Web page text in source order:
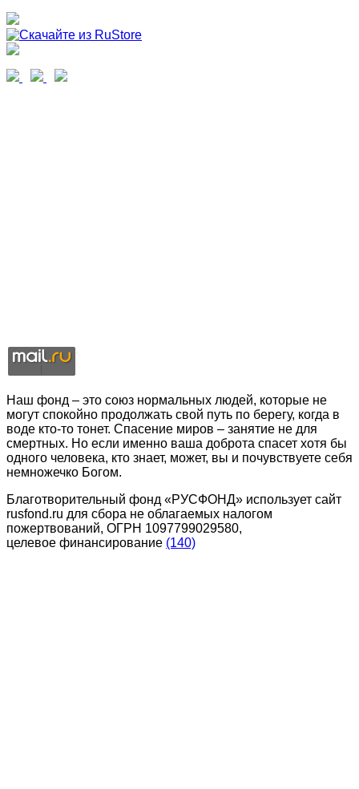
Наш фонд – это союз нормальных людей, которые не
могут спокойно продолжать свой путь по берегу, когда в
воде кто-то тонет. Спасение миров – занятие не для
смертных. Но если именно ваша доброта спасет хотя бы
одного человека, кто знает, может, вы и почувствуете себя
немножечко Богом.
Благотворительный фонд «РУСФОНД» использует сайт
rusfond.ru для сбора не облагаемых налогом
пожертвований, ОГРН 1097799029580,
целевое финансирование (140)